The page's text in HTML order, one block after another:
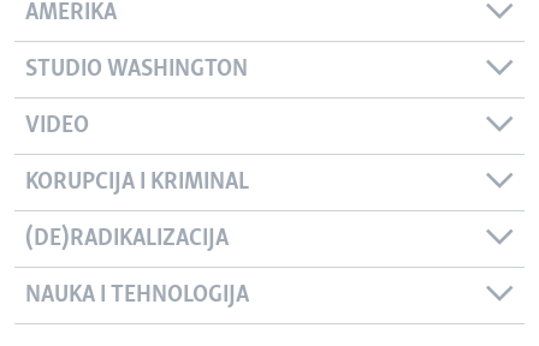
AMERIKA
STUDIO WASHINGTON
VIDEO
KORUPCIJA I KRIMINAL
(DE)RADIKALIZACIJA
NAUKA I TEHNOLOGIJA